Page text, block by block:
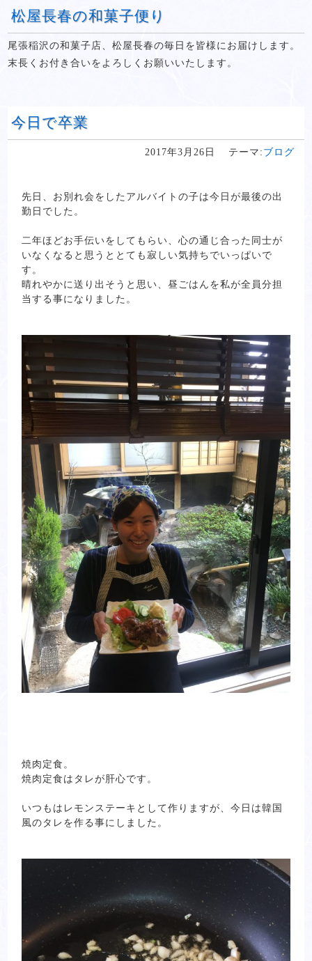
松屋長春の和菓子便り
尾張稲沢の和菓子店、松屋長春の毎日を皆様にお届けします。
末長くお付き合いをよろしくお願いいたします。
今日で卒業
2017年3月26日 テーマ: ブログ
先日、お別れ会をしたアルバイトの子は今日が最後の出
勤日でした。
二年ほどお手伝いをしてもらい、心の通じ合った同士が
いなくなると思うととても寂しい気持ちでいっぱいで
す。
晴れやかに送り出そうと思い、昼ごはんを私が全員分担
当する事になりました。
焼肉定食。
焼肉定食はタレが肝心です。
いつもはレモンステーキとして作りますが、今日は韓国
風のタレを作る事にしました。